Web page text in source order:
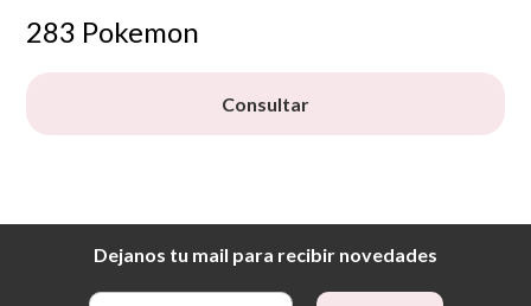
283 Pokemon
Consultar
Dejanos tu mail para recibir novedades